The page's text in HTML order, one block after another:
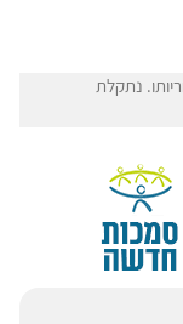
נתקלת